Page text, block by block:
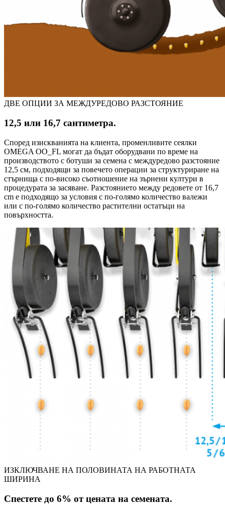
ДВЕ ОПЦИИ ЗА МЕЖДУРЕДОВО РАЗСТОЯНИЕ
12,5 или 16,7 сантиметра.
Според изискванията на клиента, променливите сеялки
OMEGA OO_FL могат да бъдат оборудвани по време на
производството с ботуши за семена с междуредово разстояние
12,5 см, подходящи за повечето операции за структуриране на
стърнища с по-високо съотношение на зърнени култури в
процедурата за засяване. Разстоянието между редовете от 16,7
cm е подходящо за условия с по-голямо количество валежи
или с по-голямо количество растителни остатъци на
повърхността.
ИЗКЛЮЧВАНЕ НА ПОЛОВИНАТА НА РАБОТНАТА
ШИРИНА
Спестете до 6% от цената на семената.